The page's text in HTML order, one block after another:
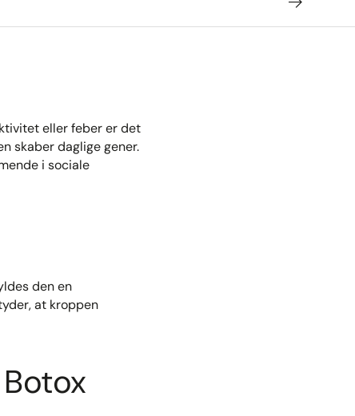
eller feber er det
skaber daglige gener.
i sociale
den en
at kroppen